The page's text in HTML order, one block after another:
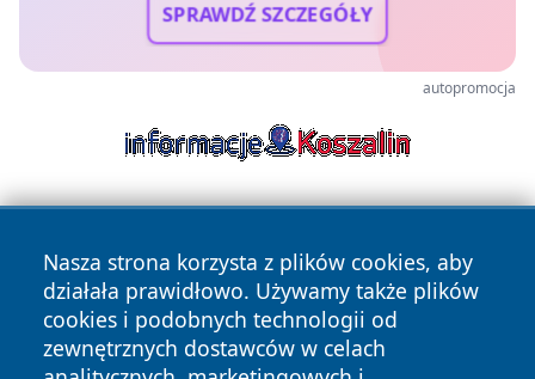
SPRAWDŹ SZCZEGÓŁY
autopromocja
Nasza strona korzysta z plików cookies, aby
działała prawidłowo. Używamy także plików
cookies i podobnych technologii od
zewnętrznych dostawców w celach
Copyright © 2026 myslowicki24.pl Wszystkie prawa